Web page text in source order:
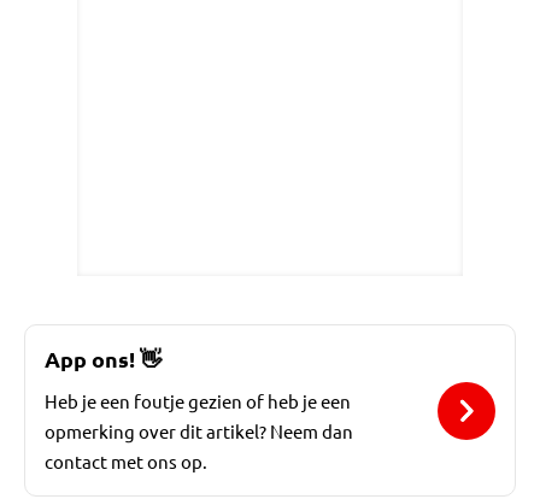
App ons!👋
Heb je een foutje gezien of heb je een
opmerking over dit artikel? Neem dan
contact met ons op.